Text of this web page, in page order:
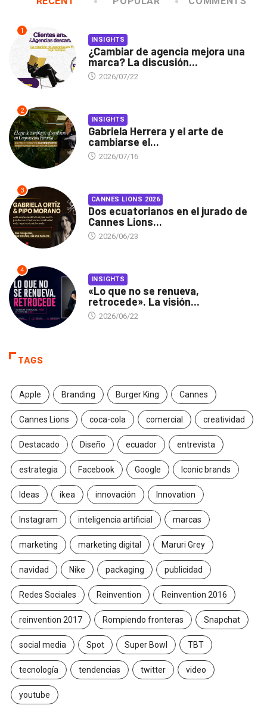
1
INSIGHTS
¿Cambiar de agencia mejora una
marca? La discusión...
2026/07/22
2
INSIGHTS
Gabriela Herrera y el arte de
cambiarse el...
2026/07/16
3
CANNES LIONS 2026
Dos ecuatorianos en el jurado de
Cannes Lions...
2026/06/23
4
INSIGHTS
«Lo que no se renueva,
retrocede». La visión...
2026/06/22
TAGS
Apple Branding Burger King Cannes
Cannes Lions coca-cola comercial creatividad
Destacado Diseño ecuador entrevista
estrategia Facebook Google Iconic brands
Ideas ikea innovación Innovation
Instagram inteligencia artificial marcas
marketing marketing digital Maruri Grey
navidad Nike packaging publicidad
Redes Sociales Reinvention Reinvention 2016
reinvention 2017 Rompiendo fronteras Snapchat
social media Spot Super Bowl TBT
tecnología tendencias twitter video
youtube